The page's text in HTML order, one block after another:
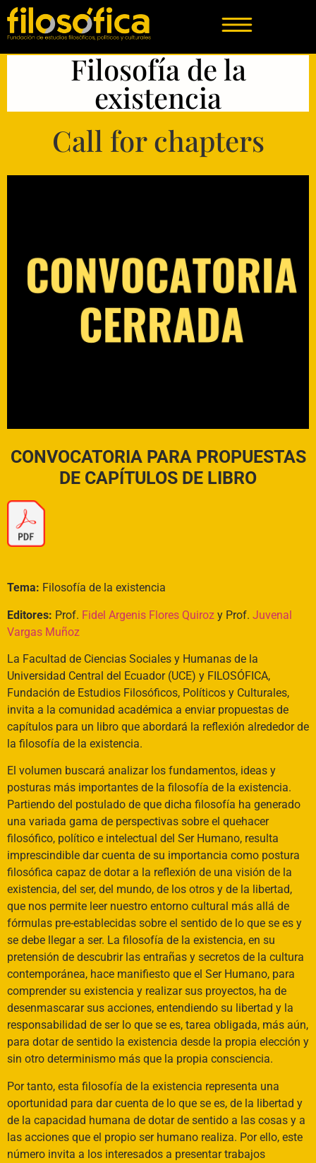
Filosofía de la
existencia
Call for chapters
CONVOCATORIA PARA PROPUESTAS
DE CAPÍTULOS DE LIBRO
Tema: Filosofía de la existencia
Editores: Prof. Fidel Argenis Flores Quiroz y Prof. Juvenal
Vargas Muñoz
La Facultad de Ciencias Sociales y Humanas de la
Universidad Central del Ecuador (UCE) y FILOSÓFICA,
Fundación de Estudios Filosóficos, Políticos y Culturales,
invita a la comunidad académica a enviar propuestas de
capítulos para un libro que abordará la reflexión alrededor de
la filosofía de la existencia.
El volumen buscará analizar los fundamentos, ideas y
posturas más importantes de la filosofía de la existencia.
Partiendo del postulado de que dicha filosofía ha generado
una variada gama de perspectivas sobre el quehacer
filosófico, político e intelectual del Ser Humano, resulta
imprescindible dar cuenta de su importancia como postura
filosófica capaz de dotar a la reflexión de una visión de la
existencia, del ser, del mundo, de los otros y de la libertad,
que nos permite leer nuestro entorno cultural más allá de
fórmulas pre-establecidas sobre el sentido de lo que se es y
se debe llegar a ser. La filosofía de la existencia, en su
pretensión de descubrir las entrañas y secretos de la cultura
contemporánea, hace manifiesto que el Ser Humano, para
comprender su existencia y realizar sus proyectos, ha de
desenmascarar sus acciones, entendiendo su libertad y la
responsabilidad de ser lo que se es, tarea obligada, más aún,
para dotar de sentido la existencia desde la propia elección y
sin otro determinismo más que la propia consciencia.
Por tanto, esta filosofía de la existencia representa una
oportunidad para dar cuenta de lo que se es, de la libertad y
de la capacidad humana de dotar de sentido a las cosas y a
las acciones que el propio ser humano realiza. Por ello, este
número invita a los interesados a presentar trabajos